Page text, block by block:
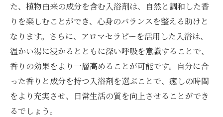
ストレスを軽減するナイトタイムケア
カモミールの香りが入浴タイムを格上げ心の緊
張をほぐす
カモミールのリラックス効果とは
心の緊張を和らげるカモミールの秘密
効果的なカモミールの香りの活用法
日常を豊かにする入浴タイムの工夫
た、植物由来の成分を含む入浴剤は、自然と調和した香
りを楽しむことができ、心身のバランスを整える助けと
なります。さらに、アロマセラピーを活用した入浴は、
温かい湯に浸かるとともに深い呼吸を意識することで、
香りの効果をより一層高めることが可能です。自分に合
った香りと成分を持つ入浴剤を選ぶことで、癒しの時間
をより充実させ、日常生活の質を向上させることができ
るでしょう。